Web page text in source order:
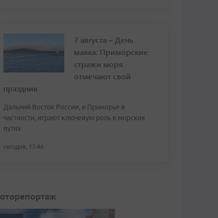
7 августа – День
маяка: Приморские
стражи моря
отмечают свой
праздник
Дальний Восток России, и Приморье в
частности, играют ключевую роль в морских
путях
сегодня, 13:46